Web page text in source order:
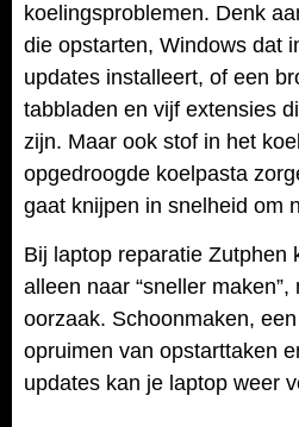
koelingsproblemen. Denk
die opstarten, Windows dat
updates installeert, of een
tabbladen en vijf extensies
zijn. Maar ook stof in het
opgedroogde koelpasta
gaat knijpen in snelheid om
Bij laptop reparatie Zutphen
alleen naar “sneller
oorzaak. Schoonmaken,
opruimen van opstarttaken
updates kan je laptop weer